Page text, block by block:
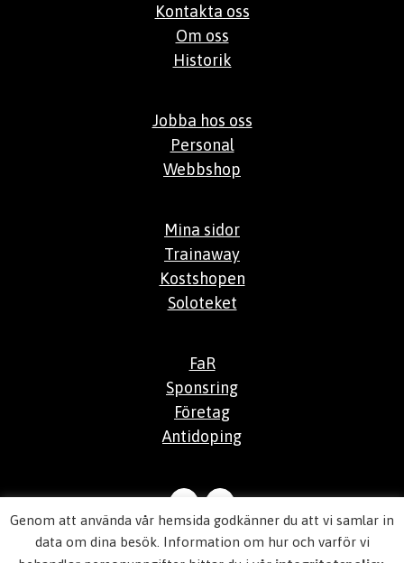
Kontakta oss
Om oss
Historik
Jobba hos oss
Personal
Webbshop
Mina sidor
Trainaway
Kostshopen
Soloteket
FaR
Sponsring
Företag
Antidoping
© 2026 Aktiv Hälsocenter
Genom att använda vår hemsida godkänner du att vi samlar in
data om dina besök. Information om hur och varför vi